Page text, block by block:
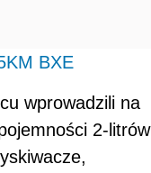
BXE
wprowadzili na
2-litrów